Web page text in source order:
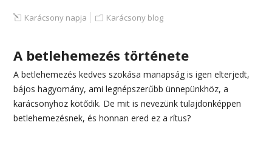
Karácsony napja Karácsony blog
A betlehemezés története
A betlehemezés kedves szokása manapság is igen elterjedt,
bájos hagyomány, ami legnépszerűbb ünnepünkhöz, a
karácsonyhoz kötődik. De mit is nevezünk tulajdonképpen
betlehemezésnek, és honnan ered ez a rítus?